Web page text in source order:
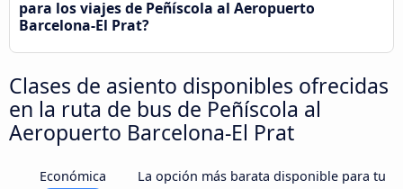
para los viajes de Peñíscola al Aeropuerto
Barcelona-El Prat?
Clases de asiento disponibles ofrecidas
en la ruta de bus de Peñíscola al
Aeropuerto Barcelona-El Prat
Económica
La opción más barata disponible para tu